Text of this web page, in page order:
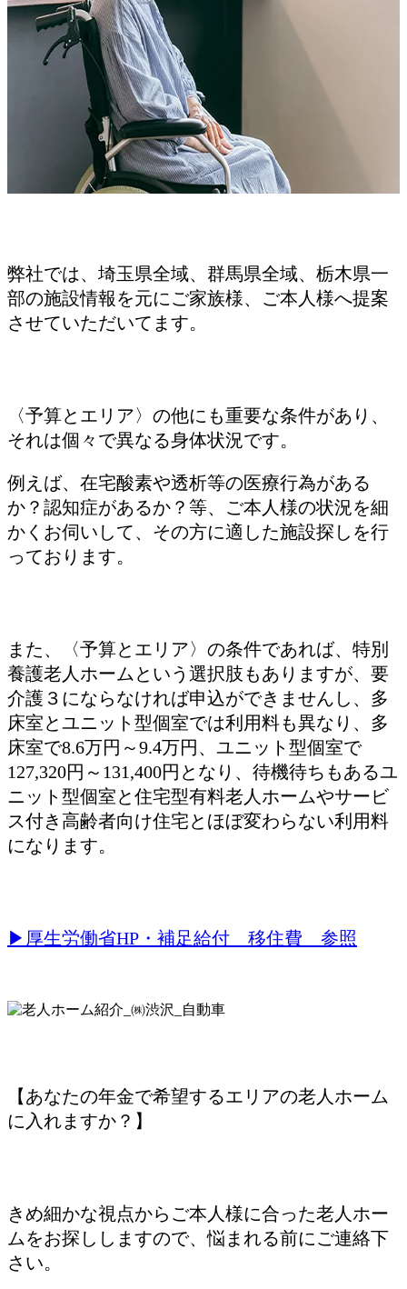
弊社では、埼玉県全域、群馬県全域、栃木県一
部の施設情報を元にご家族様、ご本人様へ提案
させていただいてます。
〈予算とエリア〉の他にも重要な条件があり、
それは個々で異なる身体状況です。
例えば、在宅酸素や透析等の医療行為がある
か？認知症があるか？等、ご本人様の状況を細
かくお伺いして、その方に適した施設探しを行
っております。
また、〈予算とエリア〉の条件であれば、特別
養護老人ホームという選択肢もありますが、要
介護３にならなければ申込ができませんし、多
床室とユニット型個室では利用料も異なり、多
床室で8.6万円～9.4万円、ユニット型個室で
127,320円～131,400円となり、待機待ちもあるユ
ニット型個室と住宅型有料老人ホームやサービ
ス付き高齢者向け住宅とほぼ変わらない利用料
になります。
▶厚生労働省HP・補足給付 移住費 参照
【あなたの年金で希望するエリアの老人ホーム
に入れますか？】
きめ細かな視点からご本人様に合った老人ホー
ムをお探ししますので、悩まれる前にご連絡下
さい。